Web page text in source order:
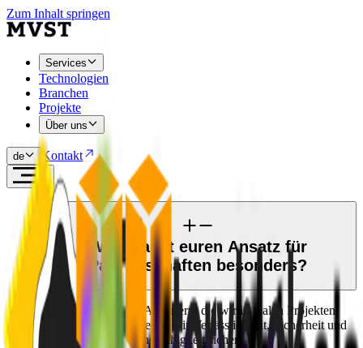
Zum Inhalt springen
Services
Technologien
Branchen
Projekte
Über uns
de Kontakt
Was macht euren Ansatz für
Partnerschaften besonders?
Wir arbeiten nur mit Anbietern, die wir in realen Projekten
geprüft haben – so stellen wir Verlässlichkeit, Sicherheit und
langfristige Anpassungsfähigkeit sicher.